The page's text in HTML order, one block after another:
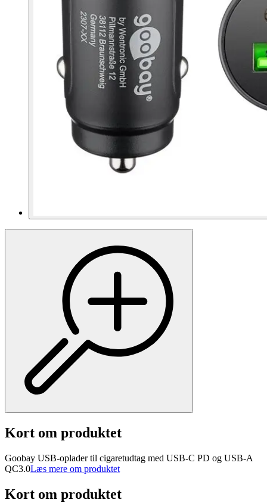
Kort om produktet
Goobay USB-oplader til cigaretudtag med USB-C PD og USB-A
QC3.0Læs mere om produktet
Kort om produktet